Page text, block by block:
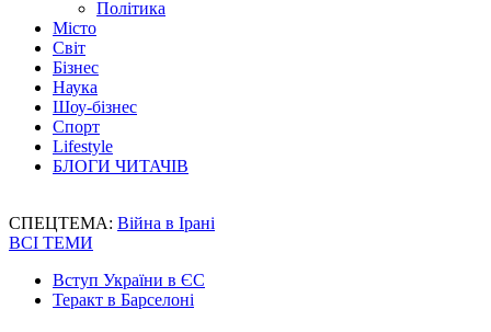
Політика
Місто
Світ
Бізнес
Наука
Шоу-бізнес
Спорт
Lifestyle
БЛОГИ ЧИТАЧІВ
СПЕЦТЕМА: Війна в Ірані
ВСІ ТЕМИ
Вступ України в ЄС
Теракт в Барселоні